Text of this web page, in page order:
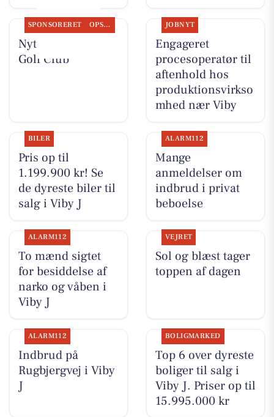
SPONSORERET OPSLAGSTAVLEN
Nyt fra Aarhus
Golf Club
JOBNYT
Engageret
procesoperatør til
aftenhold hos
produktionsvirkso
mhed nær Viby
BILER
Pris op til
1.199.900 kr! Se
de dyreste biler til
salg i Viby J
ALARM112
Mange
anmeldelser om
indbrud i privat
beboelse
ALARM112
To mænd sigtet
for besiddelse af
narko og våben i
Viby J
VEJRET
Sol og blæst tager
toppen af dagen
ALARM112
Indbrud på
Rugbjergvej i Viby
J
BOLIGMARKED
Top 6 over dyreste
boliger til salg i
Viby J. Priser op til
15.995.000 kr